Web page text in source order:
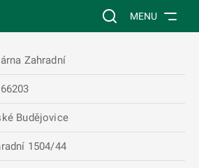
Vyhledávání na
MENU
Zahradní
Budějovice
1504/44